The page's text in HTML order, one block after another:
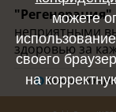
"Регенерация"
неприятными
здоровью за
Больше
можете
своего
на